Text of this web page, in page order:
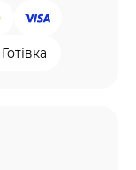
Готівка